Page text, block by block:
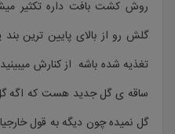
روش کشت بافت داره تکثیر
گلش رو از بالای پایین ترین
تغذیه شده باشه از کنارش
ساقه ی گل جدید هست که اگه گل
گل نمیده چون دیگه به قول